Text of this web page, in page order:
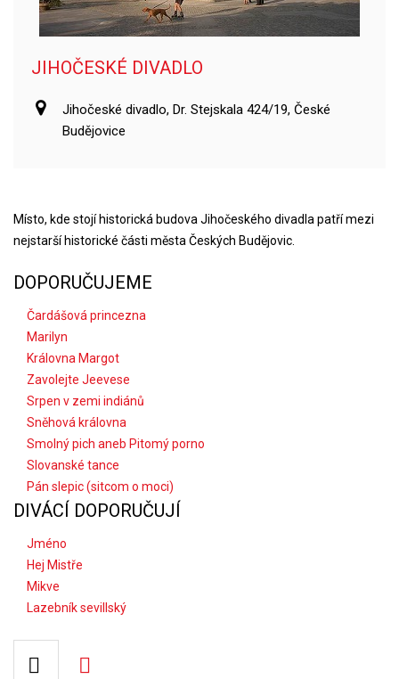
JIHOČESKÉ DIVADLO
Jihočeské divadlo, Dr. Stejskala 424/19, České
Budějovice
Místo, kde stojí historická budova Jihočeského divadla patří mezi
nejstarší historické části města Českých Budějovic.
DOPORUČUJEME
Čardášová princezna
Marilyn
Královna Margot
Zavolejte Jeevese
Srpen v zemi indiánů
Sněhová královna
Smolný pich aneb Pitomý porno
Slovanské tance
Pán slepic (sitcom o moci)
DIVÁCÍ DOPORUČUJÍ
Jméno
Hej Mistře
Mikve
Lazebník sevillský